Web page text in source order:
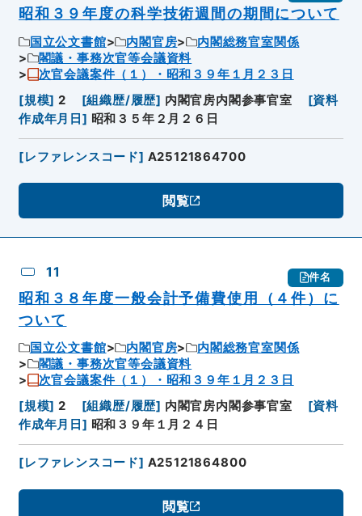
昭和３９年度の科学技術週間の期間について
国立公文書館 内閣官房
内閣総務官室関係
閣議・事務次官等会議資料
次官会議案件（１）・昭和３９年１月２３日
[規模] 2 [組織歴/履歴] 内閣官房内閣参事官室 [資料
作成年月日 ] 昭和３５年２月２６日
[レファレンスコード] A25121864700
閲覧
11 件名
昭和３８年度一般会計予備費使用（４件）に
ついて
国立公文書館 内閣官房
内閣総務官室関係
閣議・事務次官等会議資料
次官会議案件（１）・昭和３９年１月２３日
[規模] 2 [組織歴/履歴] 内閣官房内閣参事官室 [資料
作成年月日 ] 昭和３９年１月２４日
[レファレンスコード] A25121864800
閲覧